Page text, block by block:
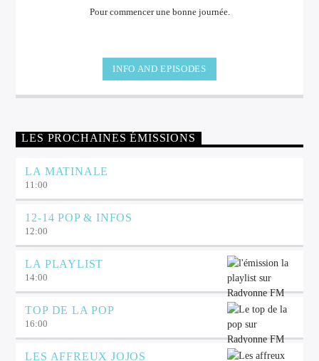
Pour commencer une bonne journée.
INFO AND EPISODES
LES PROCHAINES ÉMISSIONS
LA MATINALE
11:00
12-14 POP & INFOS
12:00
LA PLAYLIST
14:00
TOP DE LA POP
16:00
LES AFFREUX JOJOS